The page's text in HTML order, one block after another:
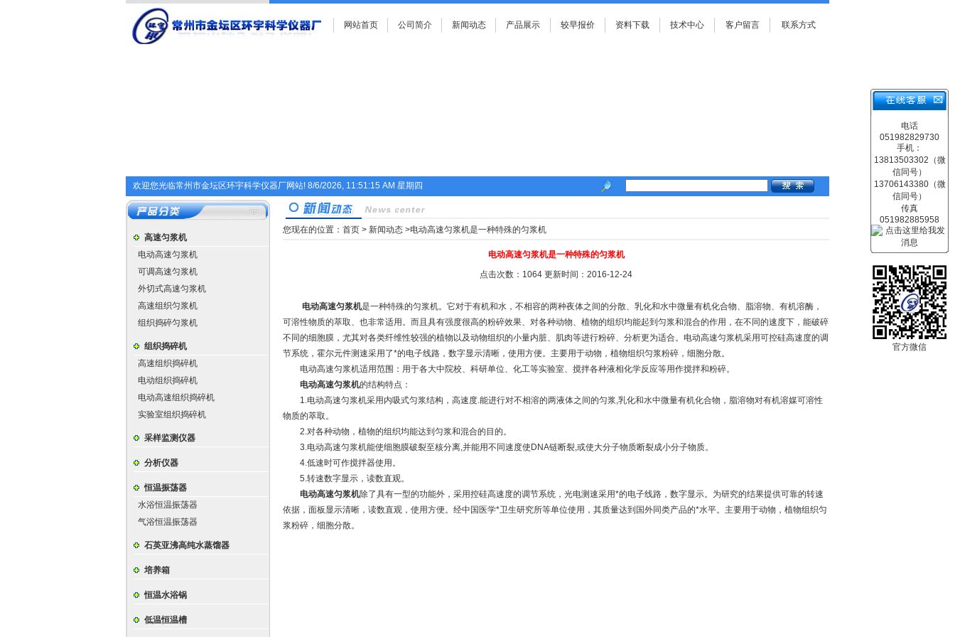
网站首页 公司简介 新闻动态 产品展示 较早报价 资料下载 技术中心 客户留言 联系方式
欢迎您光临常州市金坛区环宇科学仪器厂网站! 8/6/2026, 11:51:16 AM 星期四
高速匀浆机
电动高速匀浆机
可调高速匀浆机
外切式高速匀浆机
高速组织匀浆机
组织捣碎匀浆机
组织捣碎机
高速组织捣碎机
电动组织捣碎机
电动高速组织捣碎机
实验室组织捣碎机
采样监测仪器
分析仪器
恒温振荡器
水浴恒温振荡器
气浴恒温振荡器
石英亚沸高纯水蒸馏器
培养箱
恒温水浴锅
低温恒温槽
您现在的位置： 首页 > 新闻动态 >电动高速匀浆机是一种特殊的匀浆机
电动高速匀浆机是一种特殊的匀浆机
点击次数：1064 更新时间：2016-12-24
电动高速匀浆机是一种特殊的匀浆机。它对于有机和水，不相容的两种夜体之间的分散、乳化和水中微量有机化合物、脂溶物、有机溶酶，
可溶性物质的萃取、也非常适用。而且具有强度很高的粉碎效果、对各种动物、植物的组织均能起到匀浆和混合的作用，在不同的速度下，能破碎
不同的细胞膜，尤其对各类纤维性较强的植物以及动物组织的小量内脏、肌肉等进行粉碎、分析更为适合。电动高速匀浆机采用可控硅高速度的调
节系统，霍尔元件测速采用了*的电子线路，数字显示清晰，使用方便。主要用于动物，植物组织匀浆粉碎，细胞分散。
电动高速匀浆机适用范围：用于各大中院校、科研单位、化工等实验室、搅拌各种液相化学反应等用作搅拌和粉碎。
电动高速匀浆机的结构特点：
1.电动高速匀浆机采用内吸式匀浆结构，高速度.能进行对不相溶的两液体之间的匀浆,乳化和水中微量有机化合物，脂溶物对有机溶媒可溶性
物质的萃取。
2.对各种动物，植物的组织均能达到匀浆和混合的目的。
3.电动高速匀浆机能使细胞膜破裂至核分离,并能用不同速度使DNA链断裂,或使大分子物质断裂成小分子物质。
4.低速时可作搅拌器使用。
5.转速数字显示，读数直观。
电动高速匀浆机除了具有一型的功能外，采用控硅高速度的调节系统，光电测速采用*的电子线路，数字显示。为研究的结果提供可靠的转速
依据，面板显示清晰，读数直观，使用方便。经中国医学*卫生研究所等单位使用，其质量达到国外同类产品的*水平。主要用于动物，植物组织匀
浆粉碎，细胞分散。
电话
051982829730
手机：
13813503302（微
信同号）
13706143380（微
信同号）
传真
051982885958
官方微信